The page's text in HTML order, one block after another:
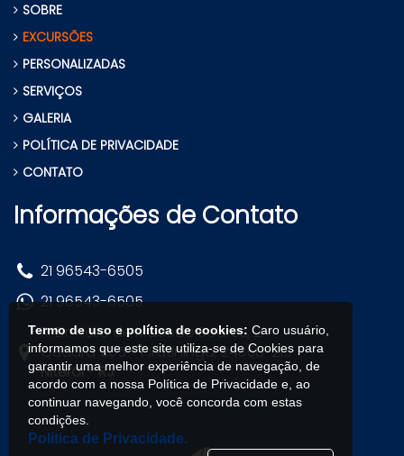
Termo de uso e política de cookies: Caro usuário,
informamos que este site utiliza-se de Cookies para
garantir uma melhor experiência de navegação, de
acordo com a nossa Política de Privacidade e, ao
continuar navegando, você concorda com estas
condições.
Política de Privacidade.
SOBRE
EXCURSÕES
PERSONALIZADAS
SERVIÇOS
GALERIA
POLÍTICA DE PRIVACIDADE
CONTATO
Informações de Contato
21 96543-6505
21 96543-6505
R. Dr. Hélio de Macedo Soares, 2 -
Quadra 505 - Piratininga, 24350-215
Niterói - RJ